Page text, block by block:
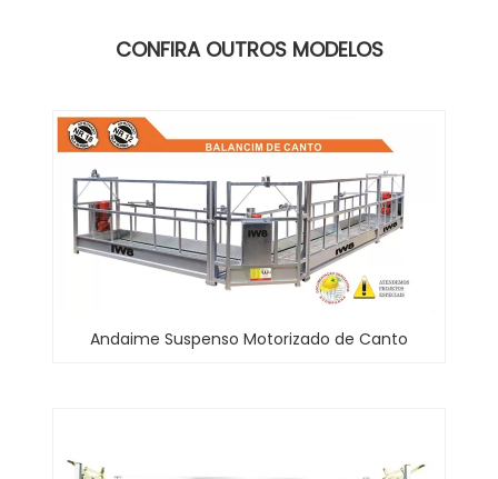
CONFIRA OUTROS MODELOS
Andaime Suspenso Motorizado de Canto